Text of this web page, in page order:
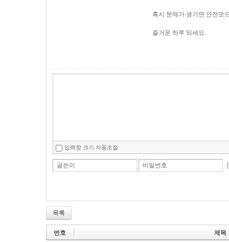
혹시 문제가 생기면 안전모
즐거운 하루 되세요.
입력창 크기 자동조절
글쓴이 비밀번호
목록
번호 제목